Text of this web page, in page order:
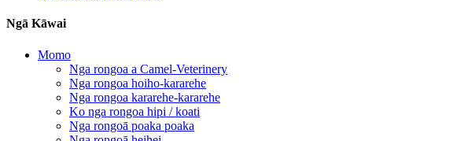
Ngā Kāwai
Momo
Nga rongoa a Camel-Veterinery
Nga rongoa hoiho-kararehe
Nga rongoa kararehe-kararehe
Ko nga rongoa hipi / koati
Nga rongoā poaka poaka